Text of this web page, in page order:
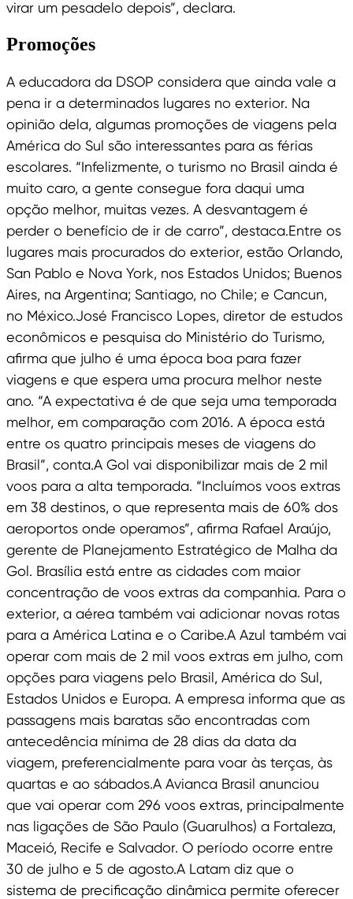
virar um pesadelo depois”, declara.
Promoções
A educadora da DSOP considera que ainda vale a
pena ir a determinados lugares no exterior. Na
opinião dela, algumas promoções de viagens pela
América do Sul são interessantes para as férias
escolares. “Infelizmente, o turismo no Brasil ainda é
muito caro, a gente consegue fora daqui uma
opção melhor, muitas vezes. A desvantagem é
perder o benefício de ir de carro”, destaca.Entre os
lugares mais procurados do exterior, estão Orlando,
San Pablo e Nova York, nos Estados Unidos; Buenos
Aires, na Argentina; Santiago, no Chile; e Cancun,
no México.José Francisco Lopes, diretor de estudos
econômicos e pesquisa do Ministério do Turismo,
afirma que julho é uma época boa para fazer
viagens e que espera uma procura melhor neste
ano. “A expectativa é de que seja uma temporada
melhor, em comparação com 2016. A época está
entre os quatro principais meses de viagens do
Brasil”, conta.A Gol vai disponibilizar mais de 2 mil
voos para a alta temporada. “Incluímos voos extras
em 38 destinos, o que representa mais de 60% dos
aeroportos onde operamos”, afirma Rafael Araújo,
gerente de Planejamento Estratégico de Malha da
Gol. Brasília está entre as cidades com maior
concentração de voos extras da companhia. Para o
exterior, a aérea também vai adicionar novas rotas
para a América Latina e o Caribe.A Azul também vai
operar com mais de 2 mil voos extras em julho, com
opções para viagens pelo Brasil, América do Sul,
Estados Unidos e Europa. A empresa informa que as
passagens mais baratas são encontradas com
antecedência mínima de 28 dias da data da
viagem, preferencialmente para voar às terças, às
quartas e ao sábados.A Avianca Brasil anunciou
que vai operar com 296 voos extras, principalmente
nas ligações de São Paulo (Guarulhos) a Fortaleza,
Maceió, Recife e Salvador. O período ocorre entre
30 de julho e 5 de agosto.A Latam diz que o
sistema de precificação dinâmica permite oferecer